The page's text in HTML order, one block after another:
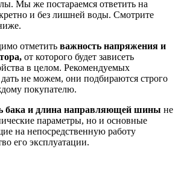
Мы же постараемся ответить на
и без лишней воды. Смотрите
отметить важность напряжения и
от которого будет зависеть
в целом. Рекомендуемых
не можем, они подбираются строго
покупателю.
бака и длина направляющей шины не
параметры, но и основные
на непосредственную работу
его эксплуатации.